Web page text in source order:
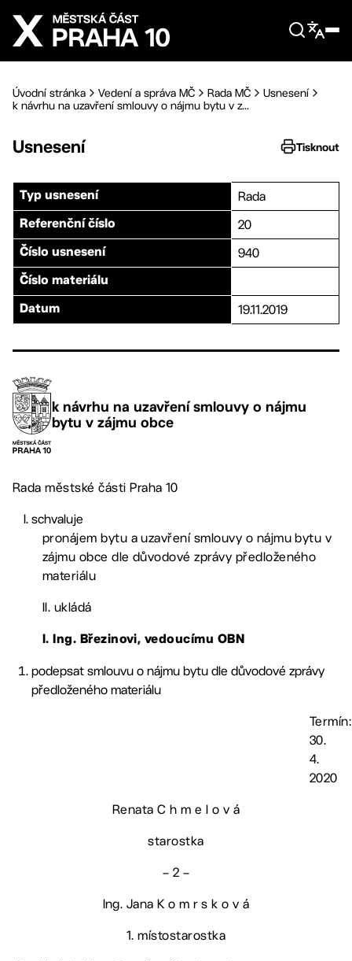
Přejít na hlavní obsah
Úvodní stránka Vedení a správa MČ Rada MČ
Usnesení
k návrhu na uzavření smlouvy o nájmu bytu v z...
Usnesení Tisknout
Typ usnesení Rada
Referenční číslo 20
Číslo usnesení 940
Číslo materiálu
Datum 19.11.2019
k návrhu na uzavření smlouvy o nájmu
bytu v zájmu obce
Rada městské části Praha 10
schvaluje
pronájem bytu a uzavření smlouvy o nájmu bytu v
zájmu obce dle důvodové zprávy předloženého
materiálu
II. ukládá
l. Ing. Březinovi, vedoucímu OBN
podepsat smlouvu o nájmu bytu dle důvodové zprávy
předloženého materiálu
Termín:
30.
4.
2020
Renata C h m e l o v á
starostka
– 2 –
Ing. Jana K o m r s k o v á
1. místostarostka